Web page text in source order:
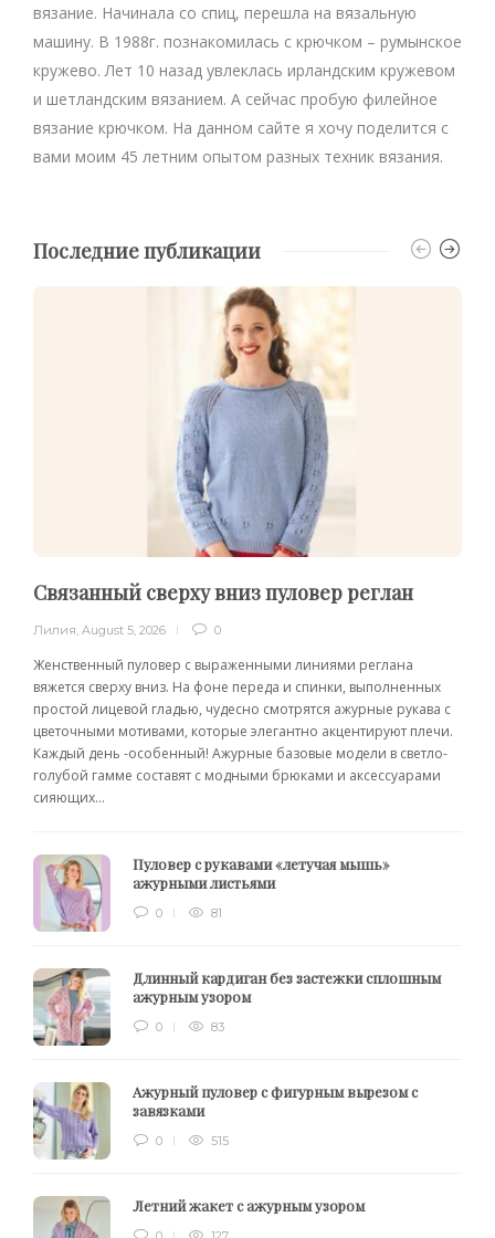
вязание. Начинала со спиц, перешла на вязальную
машину. В 1988г. познакомилась с крючком – румынское
кружево. Лет 10 назад увлеклась ирландским кружевом
и шетландским вязанием. А сейчас пробую филейное
вязание крючком. На данном сайте я хочу поделится с
вами моим 45 летним опытом разных техник вязания.
Последние публикации
Связанный сверху вниз пуловер реглан
Лилия, August 5, 2026 0
Женственный пуловер с выраженными линиями реглана
вяжется сверху вниз. На фоне переда и спинки, выполненных
простой лицевой гладью, чудесно смотрятся ажурные рукава с
цветочными мотивами, которые элегантно акцентируют плечи.
Каждый день -особенный! Ажурные базовые модели в светло-
голубой гамме составят с модными брюками и аксессуарами
сияющих...
Пуловер с рукавами «летучая мышь»
ажурными листьями
0 81
Длинный кардиган без застежки сплошным
ажурным узором
0 83
Ажурный пуловер с фигурным вырезом с
завязками
0 515
Летний жакет с ажурным узором